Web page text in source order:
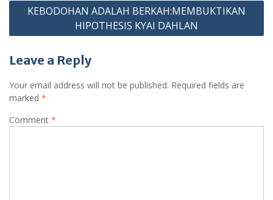
KEBODOHAN ADALAH BERKAH:MEMBUKTIKAN
HIPOTHESIS KYAI DAHLAN
Leave a Reply
Your email address will not be published. Required fields are
marked *
Comment *